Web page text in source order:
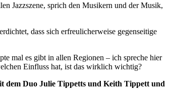
Jazzszene, sprich den Musikern und der Musik,
dass sich erfreulicherweise gegenseitige
mal es gibt in allen Regionen – ich spreche hier
Einfluss hat, ist das wirklich wichtig?
dem Duo Julie Tippetts und Keith Tippett und